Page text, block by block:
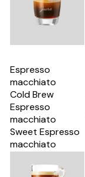
Espresso
macchiato
Cold Brew
Espresso
macchiato
Sweet Espresso
macchiato